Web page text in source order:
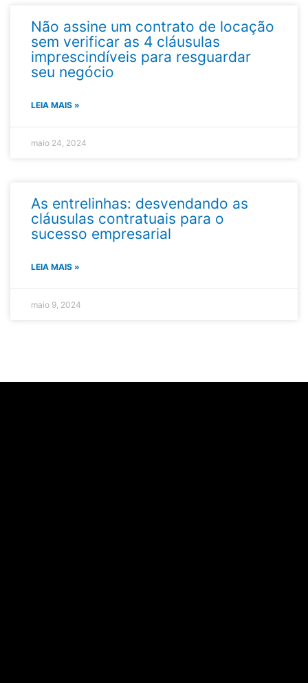
Não assine um contrato de locação
sem verificar as 4 cláusulas
imprescindíveis para resguardar
seu negócio​
LEIA MAIS »
maio 24, 2024
As entrelinhas: desvendando as
cláusulas contratuais para o
sucesso empresarial
LEIA MAIS »
maio 9, 2024